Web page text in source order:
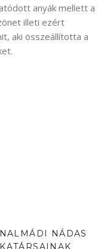
anyák mellett a
illeti ezért
aki összeállította a
NÁDAS